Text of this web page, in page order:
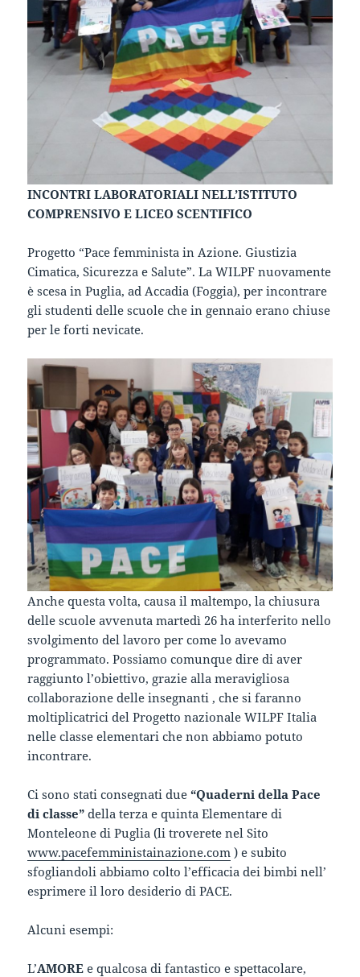
INCONTRI LABORATORIALI NELL’ISTITUTO
COMPRENSIVO E LICEO SCENTIFICO
Progetto “Pace femminista in Azione. Giustizia
Cimatica, Sicurezza e Salute”. La WILPF nuovamente
è scesa in Puglia, ad Accadia (Foggia), per incontrare
gli studenti delle scuole che in gennaio erano chiuse
per le forti nevicate.
Anche questa volta, causa il maltempo, la chiusura
delle scuole avvenuta martedì 26 ha interferito nello
svolgimento del lavoro per come lo avevamo
programmato. Possiamo comunque dire di aver
raggiunto l’obiettivo, grazie alla meravigliosa
collaborazione delle insegnanti , che si faranno
moltiplicatrici del Progetto nazionale WILPF Italia
nelle classe elementari che non abbiamo potuto
incontrare.
Ci sono stati consegnati due“Quaderni della Pace
di classe” della terza e quinta Elementare di
Monteleone di Puglia (li troverete nel Sito
www.pacefemministainazione.com ) e subito
sfogliandoli abbiamo colto l’efficacia dei bimbi nell’
esprimere il loro desiderio di PACE.
Alcuni esempi:
L’AMORE e qualcosa di fantastico e spettacolare,